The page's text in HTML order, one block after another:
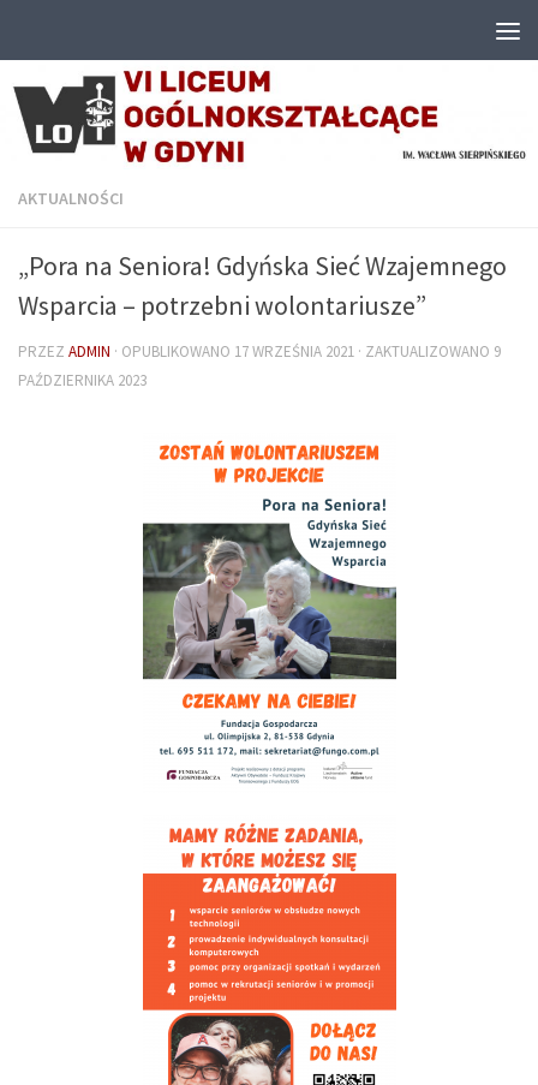
AKTUALNOŚCI
„Pora na Seniora! Gdyńska Sieć Wzajemnego
Wsparcia – potrzebni wolontariusze”
PRZEZ ADMIN · OPUBLIKOWANO 17 WRZEŚNIA 2021 · ZAKTUALIZOWANO 9
PAŹDZIERNIKA 2023